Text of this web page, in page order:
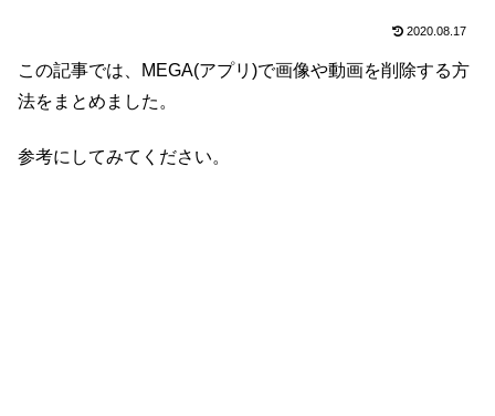
2020.08.17
この記事では、MEGA(アプリ)で画像や動画を削除する方
法をまとめました。
参考にしてみてください。